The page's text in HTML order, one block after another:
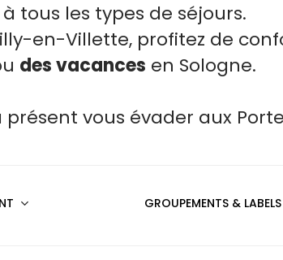
tous les types de séjours.
en-Villette, profitez de
des vacances en Sologne.
présent vous évader aux
GROUPEMENTS & LABELS